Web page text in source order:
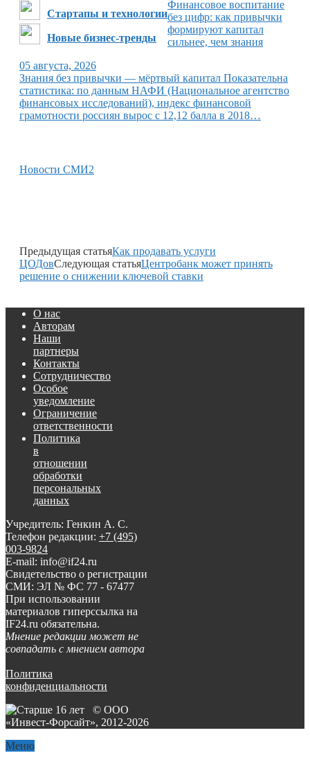
Стартапы и технологии
Новые бизнес-тренды
Финансовое воспитание
без цифр: как привычки
формируют капитал
сильнее, чем знания
05 августа, 2026
Знания без привычки — мёртвый капитал Показательна
статистика: по данным НАФИ (Национальное агентство
финансовых исследований), индекс финансовой
грамотности россиян вырос с 12,12 балла в 2018…
Новости СМИ2
Предыдущая статьяКак продавать услуги
ЦОДовСледующая статьяЦентробанк может принять
решение о снижении ключевой ставки
О нас
Авторам
Наши
партнеры
Контакты
Сотрудничество
Особое
уведомление
Ограничение
ответственности
Политика
в
отношении
обработки
персональных
данных
Учредитель: Генкин А. С.
Телефон редакции: +7 (495)
003-9824
E-mail: info@if24.ru
Свидетельство о регистрации
СМИ: ЭЛ № ФС 77 - 67477
При использовании
материалов гиперссылка на
IF24.ru обязательна.
Мнение редакции может не
совпадать с мнением автора
Политика
конфиденциальности
© ООО
«Инвест-Форсайт», 2012-2026
Меню